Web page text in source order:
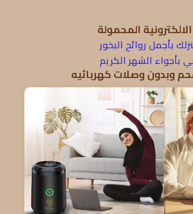
المحمولة
بأجمل روائح البخور
بأجواء الشهر الكريم
وبدون وصلات كهربائيه